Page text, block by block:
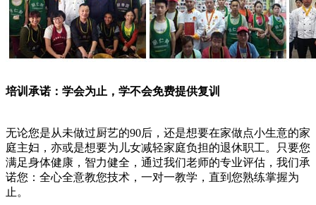
培训承诺：学会为止，学不会免费提供复训
无论您是从未做过厨艺的90后，还是想要在家做点小生意的家
庭主妇，亦或是想要为儿女减轻家庭负担的退休职工。只要您
满足身体健康，智力健全，通过我们老师的专业评估，我们承
诺您：全心全意教您技术，一对一教学，直到您熟练掌握为
止。